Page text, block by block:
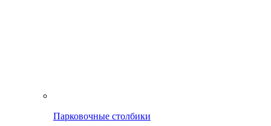
Парковочные столбики